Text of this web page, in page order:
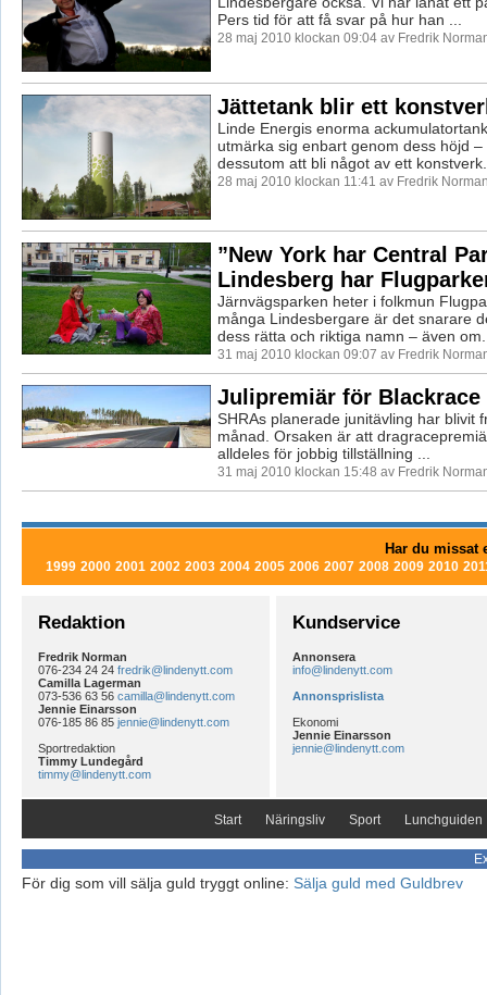
Pers tid för att få svar på hur han ...
28 maj 2010 klockan 09:04 av Fredrik
Jättetank blir ett
Linde Energis enorma
utmärka sig enbart genom dess höjd
dessutom att bli något av ett
28 maj 2010 klockan 11:41 av Fredrik
”New York har Central
Lindesberg har
Järnvägsparken heter i folkmun
många Lindesbergare är det snarare
dess rätta och riktiga namn – även
31 maj 2010 klockan 09:07 av Fredrik
Julipremiär för Blackrace
SHRAs planerade junitävling har blivit
månad. Orsaken är att
alldeles för jobbig tillställning ...
31 maj 2010 klockan 15:48 av Fredrik
Har du missat
1999 2000 2001 2002 2003 2004 2005 2006 2007 2008 2009 2010
Redaktion
Fredrik Norman
076-234 24 24 fredrik@lindenytt.com
Camilla Lagerman
073-536 63 56 camilla@lindenytt.com
Jennie Einarsson
076-185 86 85 jennie@lindenytt.com
Sportredaktion
Timmy Lundegård
timmy@lindenytt.com
Kundservice
Annonsera
info@lindenytt.com
Annonsprislista
Ekonomi
Jennie Einarsson
jennie@lindenytt.com
Start Näringsliv Sport Lunchguiden
För dig som vill sälja guld tryggt online: Sälja guld med Guldbrev